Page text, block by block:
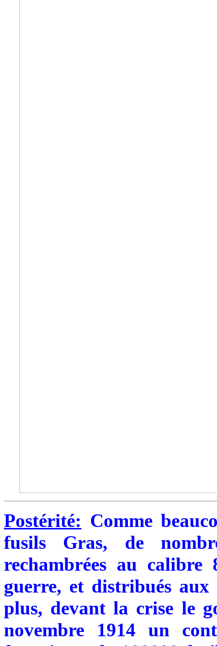
Postérité: Comme
fusils Gras, de
rechambrées au
guerre, et distribués aux
plus, devant la crise le
novembre 1914 un